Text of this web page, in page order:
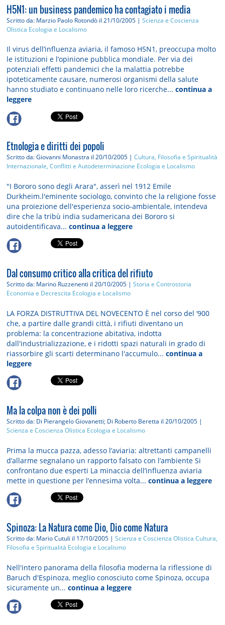
H5N1: un business pandemico ha contagiato i media
Scritto da: Marzio Paolo Rotondò il 21/10/2005 |Scienza e Coscienza
Olistica Ecologia e Localismo
Il virus dell’influenza aviaria, il famoso H5N1, preoccupa molto
le istituzioni e l’opinione pubblica mondiale. Per via dei
potenziali effetti pandemici che la malattia potrebbe
ipoteticamente causare, numerosi organismi della salute
hanno studiato e continuano nelle loro ricerche...continua a
leggere
Etnologia e diritti dei popoli
Scritto da: Giovanni Monastra il 20/10/2005 |Cultura, Filosofia e Spiritualità
Internazionale, Conflitti e Autodeterminazione Ecologia e Localismo
"I Bororo sono degli Arara", asserì nel 1912 Emile
Durkheim.l'eminente sociologo, convinto che la religione fosse
una proiezione dell'esperienza socio-ambientale, intendeva
dire che la tribù india sudamericana dei Bororo si
autoidentificava...continua a leggere
Dal consumo critico alla critica del rifiuto
Scritto da: Marino Ruzzenenti il 20/10/2005 |Storia e Controstoria
Economia e Decrescita Ecologia e Localismo
LA FORZA DISTRUTTIVA DEL NOVECENTO È nel corso del ‘900
che, a partire dalle grandi città, i rifiuti diventano un
problema: la concentrazione abitativa, indotta
dall'industrializzazione, e i ridotti spazi naturali in grado di
riassorbire gli scarti determinano l'accumulo...continua a
leggere
Ma la colpa non è dei polli
Scritto da: Di Pierangelo Giovanetti; Di Roberto Beretta il 20/10/2005 |
Scienza e Coscienza Olistica Ecologia e Localismo
Prima la mucca pazza, adesso l’aviaria: altrettanti campanelli
d’allarme segnalano un rapporto falsato con l’ambiente Si
confrontano due esperti La minaccia dell’influenza aviaria
mette in questione per l’ennesima volta...continua a leggere
Spinoza: La Natura come Dio, Dio come Natura
Scritto da: Mario Cutuli il 17/10/2005 |Scienza e Coscienza Olistica Cultura,
Filosofia e Spiritualità Ecologia e Localismo
Nell'intero panorama della filosofia moderna la riflessione di
Baruch d'Espinoza, meglio conosciuto come Spinoza, occupa
sicuramente un...continua a leggere